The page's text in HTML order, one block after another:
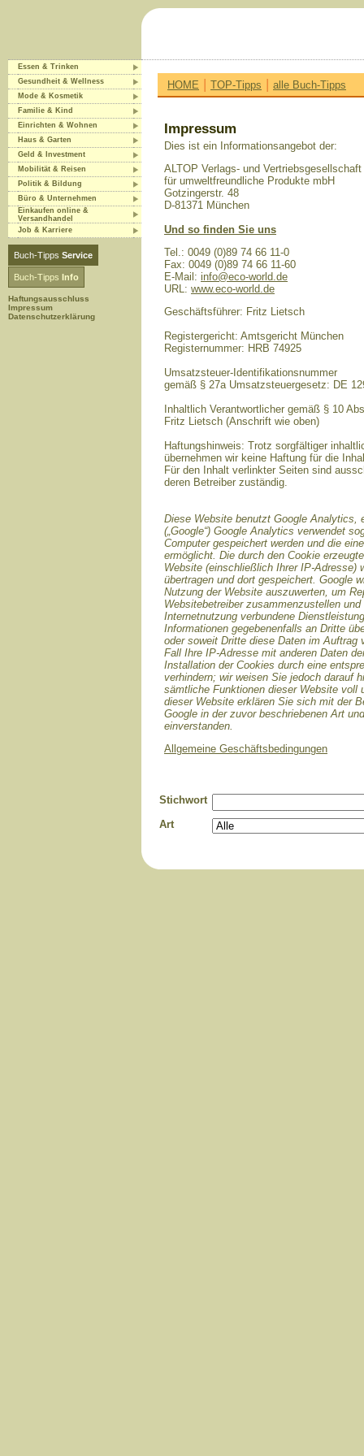
Essen & Trinken
Gesundheit & Wellness
Mode & Kosmetik
Familie & Kind
Einrichten & Wohnen
Haus & Garten
Geld & Investment
Mobilität & Reisen
Politik & Bildung
Büro & Unternehmen
Einkaufen online &
Versandhandel
Job & Karriere
Buch-Tipps Service
Buch-Tipps Info
Haftungsausschluss
Impressum
Datenschutzerklärung
HOME | TOP-Tipps | alle Buch-Tipps
Impressum
Dies ist ein Informationsangebot der:
ALTOP Verlags- und Vertriebsgesellschaft
für umweltfreundliche Produkte mbH
Gotzingerstr. 48
D-81371 München
Und so finden Sie uns
Tel.: 0049 (0)89 74 66 11-0
Fax: 0049 (0)89 74 66 11-60
E-Mail: info@eco-world.de
URL: www.eco-world.de
Geschäftsführer: Fritz Lietsch
Registergericht: Amtsgericht München
Registernummer: HRB 74925
Umsatzsteuer-Identifikationsnummer
gemäß § 27a Umsatzsteuergesetz: DE
Inhaltlich Verantwortlicher gemäß § 10
Fritz Lietsch (Anschrift wie oben)
Haftungshinweis: Trotz sorgfältiger
übernehmen wir keine Haftung für die
Für den Inhalt verlinkter Seiten sind
deren Betreiber zuständig.
Diese Website benutzt Google Analytics,
(„Google“) Google Analytics verwendet
Computer gespeichert werden und die
ermöglicht. Die durch den Cookie
Website (einschließlich Ihrer IP-Adresse)
übertragen und dort gespeichert. Google
Nutzung der Website auszuwerten, um
Websitebetreiber zusammenzustellen
Internetnutzung verbundene
Informationen gegebenenfalls an Dritte
oder soweit Dritte diese Daten im Auftrag
Fall Ihre IP-Adresse mit anderen Daten
Installation der Cookies durch eine
verhindern; wir weisen Sie jedoch darauf
sämtliche Funktionen dieser Website voll
dieser Website erklären Sie sich mit der
Google in der zuvor beschriebenen Art
einverstanden.
Allgemeine Geschäftsbedingungen
Stichwort
Art